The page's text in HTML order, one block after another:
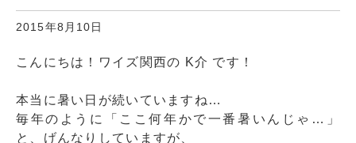
2015年8月10日
こんにちは！ワイズ関西の K介 です！
本当に暑い日が続いていますね…
毎年のように「ここ何年かで一番暑いんじゃ…」
と、げんなりしていますが、